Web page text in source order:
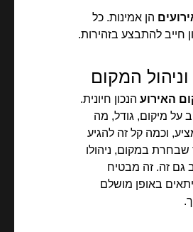
הן אמינות. כל
חייב להתבצע בזהירות.
המקום
האירוע הנכון חיונית.
על מיקום, גודל, מה
וכמה קל זה להגיע
במקום, ניהולו
גם זה. זה מבטיח
באופן מושלם